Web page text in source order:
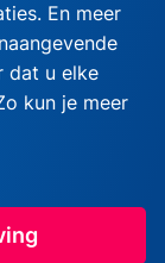
En meer
dat u elke
kun je meer